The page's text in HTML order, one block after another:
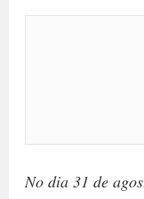
No dia 31 de